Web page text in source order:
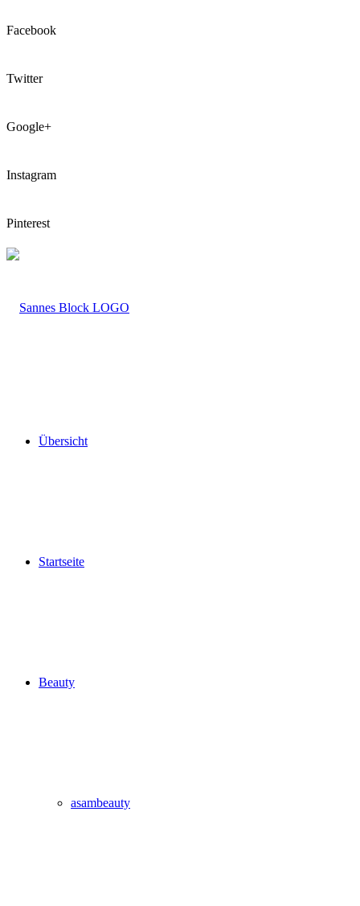
Facebook
Twitter
Google+
Instagram
Pinterest
LOGO
Übersicht
Startseite
Beauty
asambeauty